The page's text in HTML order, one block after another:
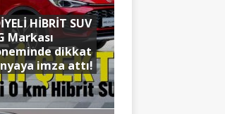
HİBRİT SUV
Markası
dikkat
imza attı!